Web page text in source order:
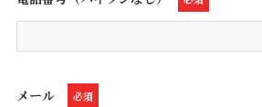
メール 必須